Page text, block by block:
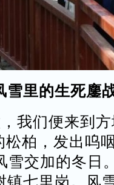
雪里的生死鏖
我们便来到
柏，发出呜
雪交加的冬日